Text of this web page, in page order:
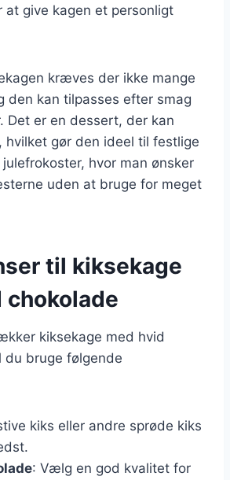
at give kagen et personligt
kræves der ikke mange
den kan tilpasses efter smag
Det er en dessert, der kan
hvilket gør den ideel til festlige
hvor man ønsker
uden at bruge for meget
til kiksekage
chokolade
kiksekage med hvid
du bruge følgende
kiks eller andre sprøde kiks
: Vælg en god kvalitet for